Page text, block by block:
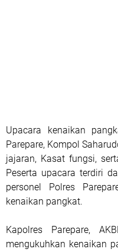
Upacara kenaikan
Parepare, Kompol
jajaran, Kasat fungsi,
Peserta upacara terdiri
personel Polres
kenaikan pangkat.
Kapolres Parepare,
mengukuhkan kenaikan